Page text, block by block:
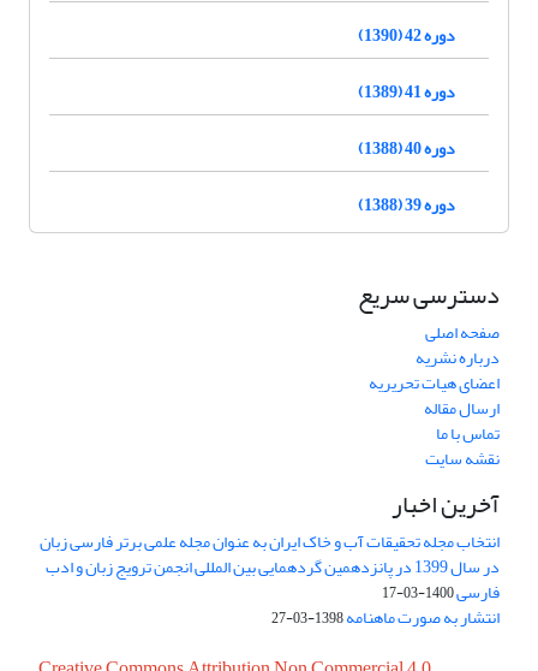
دوره 42 (1390)
دوره 41 (1389)
دوره 40 (1388)
دوره 39 (1388)
دسترسی سریع
صفحه اصلی
درباره نشریه
اعضای هیات تحریریه
ارسال مقاله
تماس با ما
نقشه سایت
آخرین اخبار
انتخاب مجله تحقیقات آب و خاک ایران به عنوان مجله علمی برتر فارسی زبان
در سال 1399 در پانزدهمین گردهمایی بین المللی انجمن ترویج زبان و ادب
فارسی1400-03-17
انتشار به صورت ماهنامه1398-03-27